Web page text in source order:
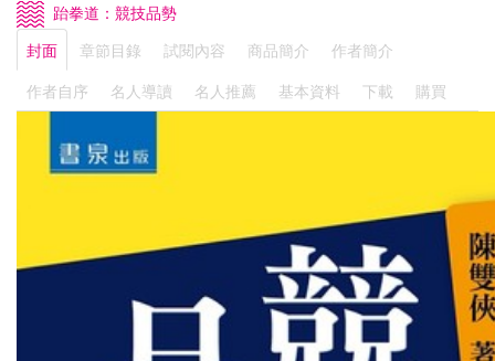
跆拳道：競技品勢
封面
章節目錄 試閱內容 商品簡介
作者簡介
作者自序
名人導讀 名人推薦 基本資料 下載 購買